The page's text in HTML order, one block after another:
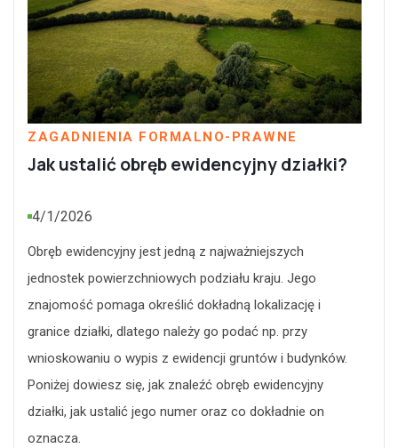
ZAGADNIENIA FORMALNO-PRAWNE
Jak ustalić obręb ewidencyjny działki?
4/1/2026
Obręb ewidencyjny jest jedną z najważniejszych
jednostek powierzchniowych podziału kraju. Jego
znajomość pomaga określić dokładną lokalizację i
granice działki, dlatego należy go podać np. przy
wnioskowaniu o wypis z ewidencji gruntów i budynków.
Poniżej dowiesz się, jak znaleźć obręb ewidencyjny
działki, jak ustalić jego numer oraz co dokładnie on
oznacza.